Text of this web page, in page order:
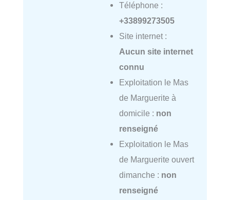
Téléphone :
+33899273505
Site internet :
Aucun site internet
connu
Exploitation le Mas
de Marguerite à
domicile : non
renseigné
Exploitation le Mas
de Marguerite ouvert
dimanche : non
renseigné